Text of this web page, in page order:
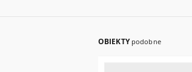
OBIEKTY podobne